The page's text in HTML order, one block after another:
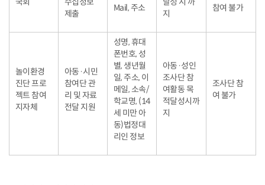
제출
Mail, 주소
지
참여 불가
놀이환경
진단 프로
젝트 참여
지자체
아동·시민
참여단 관
리 및 자료
전달 지원
성명, 휴대
폰번호, 성
별, 생년월
일, 주소, 이
메일, 소속/
학교명, (14
세 미만 아
동)법정대
리인 정보
아동·성인
조사단 참
여활동 목
적달성시까
지
조사단 참
여 불가